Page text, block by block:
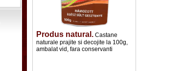
Produs natural. Castane
naturale prajite si decojite la 100g,
ambalat vid, fara conservanti